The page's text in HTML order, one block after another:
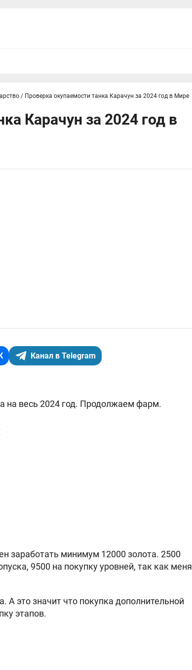
/ Проверка окупаемости танка Карачун за 2024 год в Мире
Карачун за 2024 год в
Канал в Telegram
на весь 2024 год. Продолжаем фарм.
заработать минимум 12000 золота. 2500
9500 на покупку уровней, так как меня
А это значит что покупка дополнительной
этапов.